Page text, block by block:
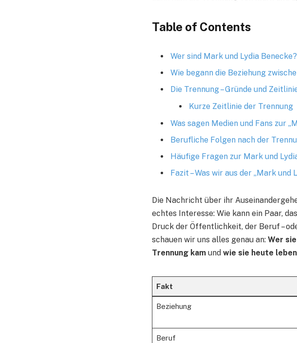
Table of Contents
Wer sind Mark und Lydia Benecke?
Wie begann die Beziehung
Die Trennung – Gründe und
Kurze Zeitlinie der Trennung
Was sagen Medien und Fans zur
Berufliche Folgen nach der
Häufige Fragen zur Mark und
Fazit – Was wir aus der „Mark
Die Nachricht über ihr
echtes Interesse: Wie kann ein Paar,
Druck der Öffentlichkeit, der Beruf –
schauen wir uns alles genau an: Wer
Trennung kam und wie sie heute leben
Fakt
Beziehung
Beruf